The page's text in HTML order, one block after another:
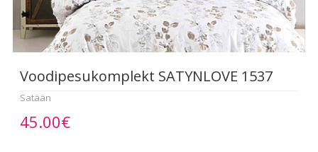
Voodipesukomplekt SATYNLOVE 1537
Satään
45.00€